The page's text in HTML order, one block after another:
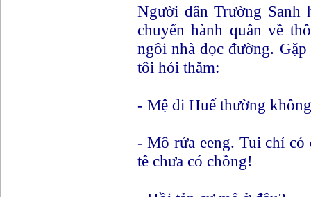
Người dân Trường Sanh
chuyến hành quân về
ngôi nhà dọc đường.
tôi hỏi thăm:
- Mệ đi Huế thường
- Mô rứa eeng. Tui chỉ
tê chưa có chồng!